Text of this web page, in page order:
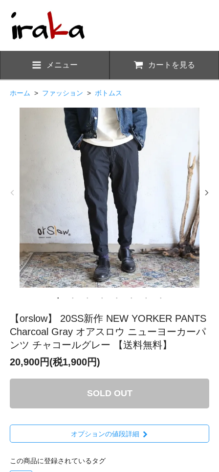
メニュー カートを見る
ホーム > ファッション > ボトムス
【orslow】 20SS新作 NEW YORKER PANTS
Charcoal Gray オアスロウ ニューヨーカーパ
ンツ チャコールグレー 【送料無料】
20,900円(税1,900円)
SOLD OUT
オプションの値段詳細
この商品に登録されているタグ